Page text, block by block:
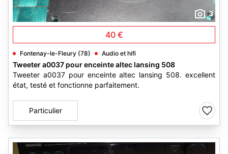
3
40 €
Fontenay-le-Fleury (78) Audio et hifi
Tweeter a0037 pour enceinte altec lansing 508
Tweeter a0037 pour enceinte altec lansing 508. excellent
état, testé et fonctionne parfaitement.
Particulier